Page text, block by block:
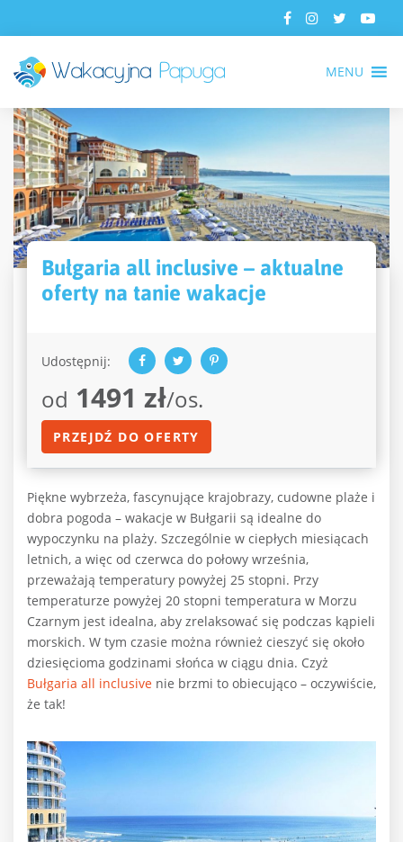
MENU
Bułgaria all inclusive – aktualne
oferty na tanie wakacje
Udostępnij:
od 1491 zł/os.
PRZEJDŹ DO OFERTY
Piękne wybrzeża, fascynujące krajobrazy, cudowne plaże i
dobra pogoda – wakacje w Bułgarii są idealne do
wypoczynku na plaży. Szczególnie w ciepłych miesiącach
letnich, a więc od czerwca do połowy września,
przeważają temperatury powyżej 25 stopni. Przy
temperaturze powyżej 20 stopni temperatura w Morzu
Czarnym jest idealna, aby zrelaksować się podczas kąpieli
morskich. W tym czasie można również cieszyć się około
dziesięcioma godzinami słońca w ciągu dnia. Czyż
Bułgaria all inclusive nie brzmi to obiecująco – oczywiście,
że tak!